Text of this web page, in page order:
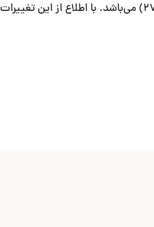
زیست (ایزو ۱۴۰۰۱)، ایمنی و بهداشت شغلی (ایزو ۴۵۰۰۱) و امنیت